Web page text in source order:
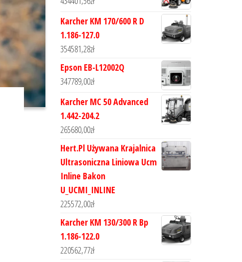
Karcher KM 170/600 R D
1.186-127.0
354581,28zł
Epson EB-L12002Q
347789,00zł
Karcher MC 50 Advanced
1.442-204.2
265680,00zł
Hert.Pl Używana Krajalnica
Ultrasoniczna Liniowa Ucm
Inline Bakon
U_UCMI_INLINE
225572,00zł
Karcher KM 130/300 R Bp
1.186-122.0
220562,77zł